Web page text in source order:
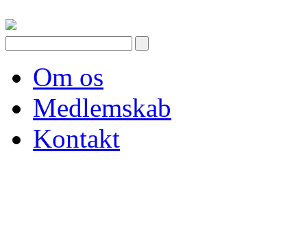
to
content
Om os
Medlemskab
Kontakt